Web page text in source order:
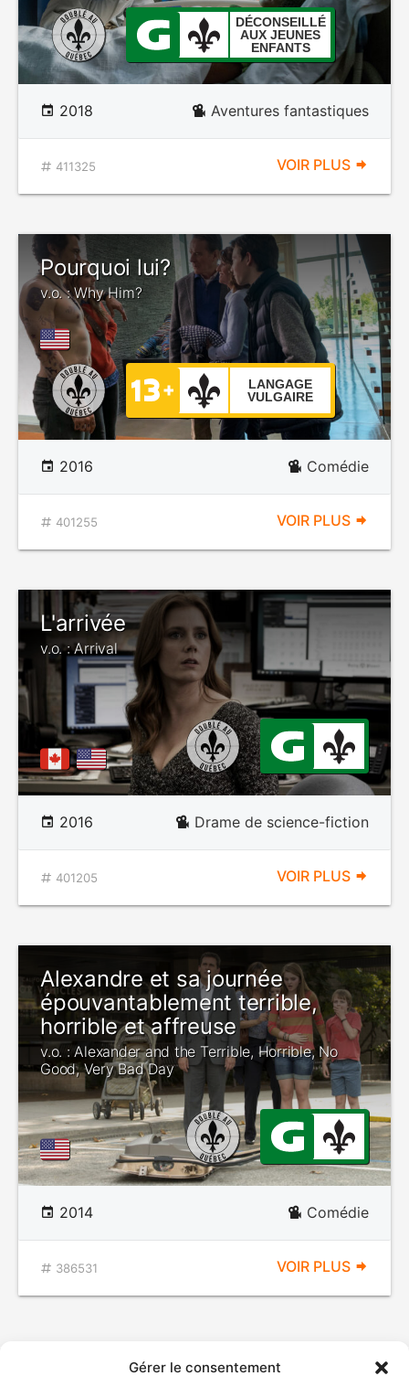
Gérer le consentement
DÉCONSEILLÉ
AUX JEUNES
ENFANTS
2018 Aventures fantastiques
411325 VOIR PLUS
Pourquoi lui?
v.o. : Why Him?
LANGAGE
VULGAIRE
2016 Comédie
401255 VOIR PLUS
L'arrivée
v.o. : Arrival
2016 Drame de science-fiction
401205 VOIR PLUS
Alexandre et sa journée
épouvantablement terrible,
horrible et affreuse
v.o. : Alexander and the Terrible, Horrible, No
Good, Very Bad Day
2014 Comédie
386531 VOIR PLUS